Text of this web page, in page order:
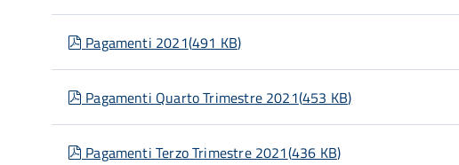
pdf
Pagamenti 2021(491 KB)
pdf
Pagamenti Quarto Trimestre 2021(453 KB)
pdf
Pagamenti Terzo Trimestre 2021(436 KB)